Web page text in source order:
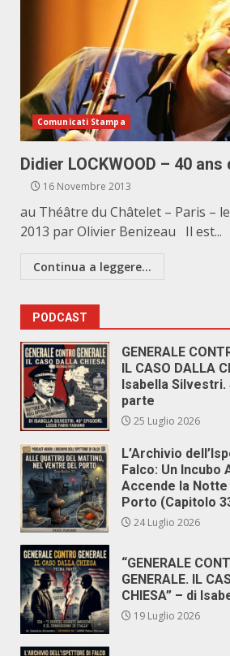
Comunicati Stampa
Didier LOCKWOOD – 40
16 Novembre 2013
au Théâtre du Châtelet – Paris –
2013 par Olivier Benizeau Il est...
Continua a leggere...
PODCAST
GENERALE
IL CASO DALLA
Isabella Silvestri.
parte
25 Luglio 2026
L’Archivio
Falco: Un Incubo
Accende la
Porto (Capitolo
24 Luglio 2026
“GENERALE
GENERALE. IL
CHIESA” – di
19 Luglio 2026